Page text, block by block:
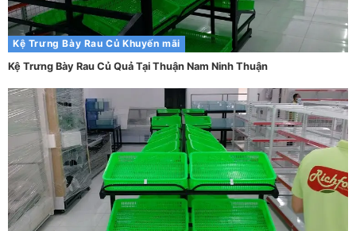
Kệ Trưng Bày Rau Củ Khuyến mãi
Kệ Trưng Bày Rau Củ Quả Tại Thuận Nam Ninh Thuận